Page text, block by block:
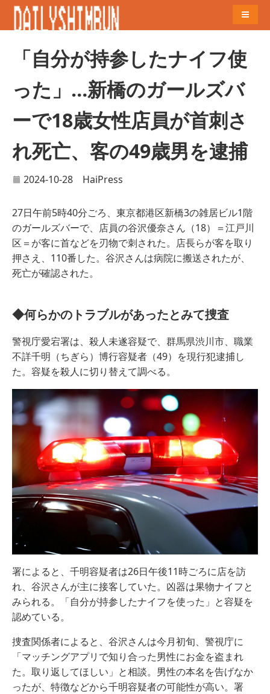
「自分が持参したナイフ使
った」…新橋のガールズバ
ーで18歳女性店員が首刺さ
れ死亡、客の49歳男を逮捕
2024-10-28 HaiPress
27日午前5時40分ごろ、東京都港区新橋3の雑居ビル1階
のガールズバーで、店員の谷沢優奈さん（18）＝江戸川
区＝が客に首などを刃物で刺された。店長らが客を取り
押さえ、110番した。谷沢さんは病院に搬送されたが、
死亡が確認された。
◆何らかのトラブルがあったとみて捜査
警視庁愛宕署は、殺人未遂容疑で、群馬県渋川市、職業
不詳千明（ちぎら）博行容疑者（49）を現行犯逮捕し
た。容疑を殺人に切り替えて調べる。
署によると、千明容疑者は26日午後11時ごろに店を訪
れ、谷沢さんが主に接客していた。凶器は果物ナイフと
みられる。「自分が持参したナイフを使った」と容疑を
認めている。
捜査関係者によると、谷沢さんは今月初旬、警視庁に
「マッチングアプリで知り合った男性にお金を盗まれ
た。取り返してほしい」と相談。男性の本名を告げなか
ったが、特徴などから千明容疑者の可能性が高い。署